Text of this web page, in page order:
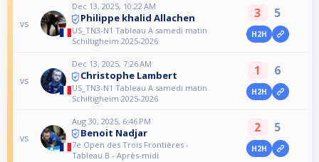
vs
Dec 13, 2025, 10:22 AM
Philippe khalid Allachen
US_TN3-N1 Tableau A samedi matin
Schiltigheim 2025-2026
3 5
H2H
vs
Dec 13, 2025, 7:26 AM
Christophe Lambert
US_TN3-N1 Tableau A samedi matin
Schiltigheim 2025-2026
1 6
H2H
vs
Aug 30, 2025, 6:46 PM
Benoit Nadjar
7e Open des Trois Frontières -
Tableau B - Après-midi
2 5
H2H